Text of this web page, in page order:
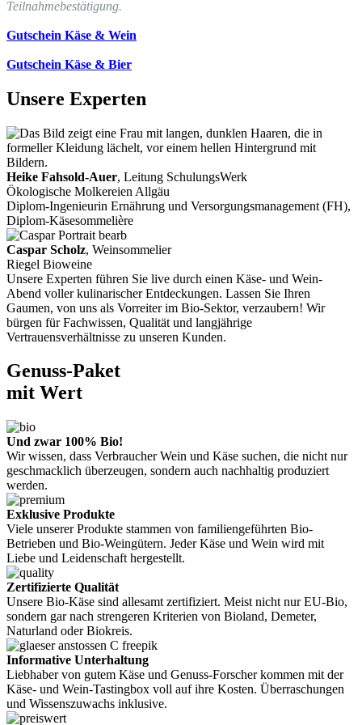
Teilnahmebestätigung.
Gutschein Käse & Wein
Gutschein Käse & Bier
Unsere Experten
Heike Fahsold-Auer, Leitung SchulungsWerk
Ökologische Molkereien Allgäu
Diplom-Ingenieurin Ernährung und Versorgungsmanagement (FH),
Diplom-Käsesommelière
Caspar Scholz, Weinsommelier
Riegel Bioweine
Unsere Experten führen Sie live durch einen Käse- und Wein-
Abend voller kulinarischer Entdeckungen. Lassen Sie Ihren
Gaumen, von uns als Vorreiter im Bio-Sektor, verzaubern! Wir
bürgen für Fachwissen, Qualität und langjährige
Vertrauensverhältnisse zu unseren Kunden.
Genuss-Paket
mit Wert
Und zwar 100% Bio!
Wir wissen, dass Verbraucher Wein und Käse suchen, die nicht nur
geschmacklich überzeugen, sondern auch nachhaltig produziert
werden.
Exklusive Produkte
Viele unserer Produkte stammen von familiengeführten Bio-
Betrieben und Bio-Weingütern. Jeder Käse und Wein wird mit
Liebe und Leidenschaft hergestellt.
Zertifizierte Qualität
Unsere Bio-Käse sind allesamt zertifiziert. Meist nicht nur EU-Bio,
sondern gar nach strengeren Kriterien von Bioland, Demeter,
Naturland oder Biokreis.
Informative Unterhaltung
Liebhaber von gutem Käse und Genuss-Forscher kommen mit der
Käse- und Wein-Tastingbox voll auf ihre Kosten. Überraschungen
und Wissenszuwachs inklusive.